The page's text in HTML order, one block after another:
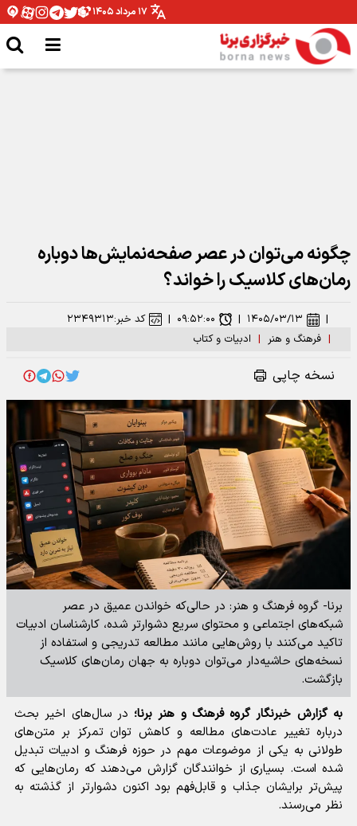
۱۷ مرداد ۱۴۰۵
چگونه می‌توان در عصر صفحه‌نمایش‌ها دوباره
رمان‌های کلاسیک را خواند؟
| فرهنگ و هنر | ادبیات و کتاب
| ۱۴۰۵/۰۳/۱۳ | ۰۹:۵۲:۰۰ | کد خبر:۲۳۴۹۳۱۳
نسخه چاپی
برنا- گروه فرهنگ و هنر: در حالی‌که خواندن عمیق در عصر
شبکه‌های اجتماعی و محتوای سریع دشوارتر شده، کارشناسان ادبیات
تاکید می‌کنند با روش‌هایی مانند مطالعه تدریجی و استفاده از
نسخه‌های حاشیه‌دار می‌توان دوباره به جهان رمان‌های کلاسیک
بازگشت.
به گزارش خبرنگار گروه فرهنگ و هنر برنا؛ در سال‌های اخیر بحث
درباره تغییر عادت‌های مطالعه و کاهش توان تمرکز بر متن‌های
طولانی به یکی از موضوعات مهم در حوزه فرهنگ و ادبیات تبدیل
شده است. بسیاری از خوانندگان گزارش می‌دهند که رمان‌هایی که
پیش‌تر برایشان جذاب و قابل‌فهم بود اکنون دشوارتر از گذشته به
نظر می‌رسند.